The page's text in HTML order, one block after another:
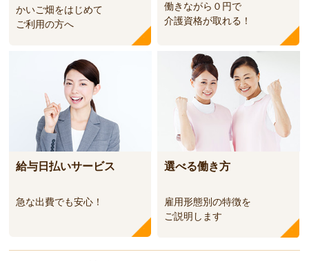
かいご畑をはじめて
ご利用の方へ
働きながら０円で
介護資格が取れる！
給与日払いサービス
急な出費でも安心！
選べる働き方
雇用形態別の特徴を
ご説明します